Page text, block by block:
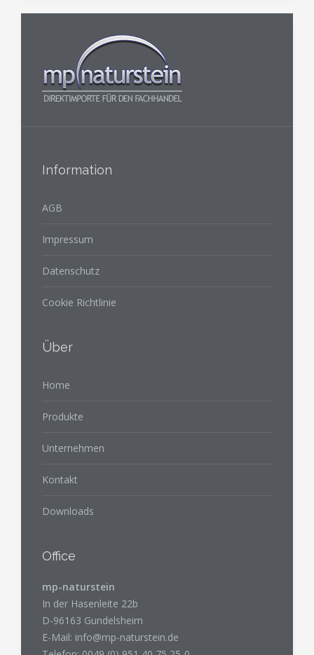
Information
AGB
Impressum
Datenschutz
Cookie Richtlinie
Über
Home
Produkte
Unternehmen
Kontakt
Downloads
Office
mp-naturstein
In der Hasenleite 22b
D-96163 Gundelsheim
E-Mail: info@mp-naturstein.de